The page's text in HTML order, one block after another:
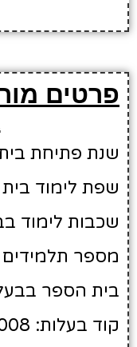
פרטים
שנת פתיחת בית
שפת לימוד
שכבות לימוד
מספר תלמידים משוער:
בית הספר
קוד בעלות: 10496008